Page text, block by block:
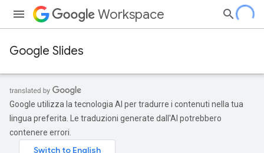
Workspace
Google Slides
Google utilizza la tecnologia AI per tradurre i contenuti nella tua
lingua preferita. Le traduzioni generate dall'AI potrebbero
contenere errori.